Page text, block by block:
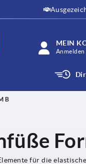
MEIN
für die